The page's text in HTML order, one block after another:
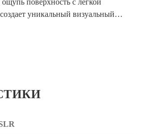
поверхность с легкой
уникальный визуальный
что позволяет взглянуть на
как бетон, под другим углом.